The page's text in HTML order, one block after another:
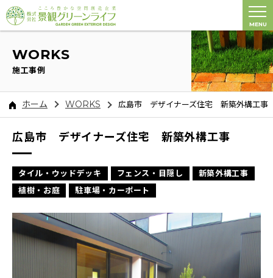
MENU
WORKS
施工事例
ホーム WORKS 広島市 デザイナーズ住宅 新築外構工事
広島市 デザイナーズ住宅 新築外構工事
タイル・ウッドデッキ フェンス・目隠し
新築外構工事
植樹・お庭
駐車場・カーポート